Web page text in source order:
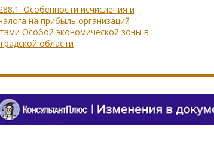
Особенности исчисления и
на прибыль организаций
Особой экономической зоны в
области